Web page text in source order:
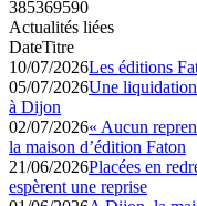
385369590
Actualités liées
DateTitre
10/07/2026Les éditions
05/07/2026Une
à Dijon
02/07/2026« Aucun
la maison d’édition Faton
21/06/2026Placées en
espèrent une reprise